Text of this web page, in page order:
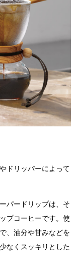
ドリッパーによって
パードリップは、そ
プコーヒーです。使
、油分や甘みなどを
なくスッキリとした